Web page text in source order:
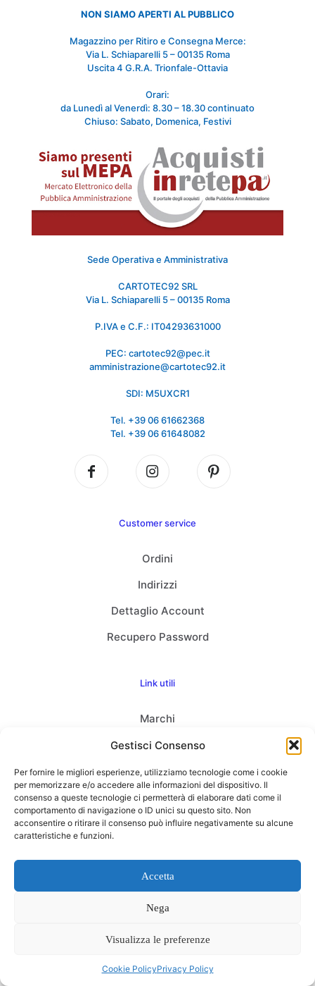
Gestisci Consenso
Per fornire le migliori esperienze, utilizziamo tecnologie come i cookie
per memorizzare e/o accedere alle informazioni del dispositivo. Il
consenso a queste tecnologie ci permetterà di elaborare dati come il
comportamento di navigazione o ID unici su questo sito. Non
acconsentire o ritirare il consenso può influire negativamente su alcune
caratteristiche e funzioni.
Accetta
Nega
Visualizza le preferenze
Cookie PolicyPrivacy Policy
NON SIAMO APERTI AL PUBBLICO
Magazzino per Ritiro e Consegna Merce:
Via L. Schiaparelli 5 – 00135 Roma
Uscita 4 G.R.A. Trionfale-Ottavia
Orari:
da Lunedì al Venerdì: 8.30 – 18.30 continuato
Chiuso: Sabato, Domenica, Festivi
Sede Operativa e Amministrativa
CARTOTEC92 SRL
Via L. Schiaparelli 5 – 00135 Roma
P.IVA e C.F.: IT04293631000
PEC: cartotec92@pec.it
amministrazione@cartotec92.it
SDI: M5UXCR1
Tel. +39 06 61662368
Tel. +39 06 61648082
Customer service
Ordini
Indirizzi
Dettaglio Account
Recupero Password
Link utili
Marchi
Chi Siamo
Condizioni di vendita
Contatti
Come consegnamo
FAQ